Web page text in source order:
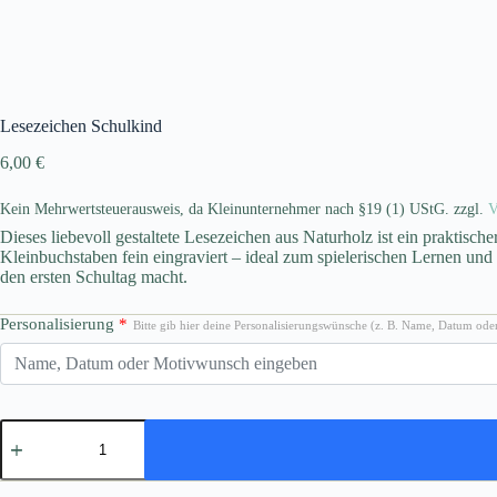
Lesezeichen Schulkind
6,00 €
Kein Mehrwertsteuerausweis, da Kleinunternehmer nach §19 (1) UStG. zzgl.
Dieses liebevoll gestaltete Lesezeichen aus Naturholz ist ein
Kleinbuchstaben fein eingraviert – ideal zum spielerischen Lernen
den ersten Schultag macht.
Personalisierung * Bitte gib hier deine Personalisierungswünsche (z. B. Name, Datum
Lesezeichen
Schulkind